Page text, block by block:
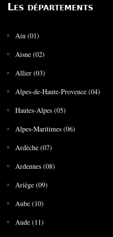
Les départements
Ain (01)
Aisne (02)
Allier (03)
Alpes-de-Haute-Provence (04)
Hautes-Alpes (05)
Alpes-Maritimes (06)
Ardèche (07)
Ardennes (08)
Ariège (09)
Aube (10)
Aude (11)